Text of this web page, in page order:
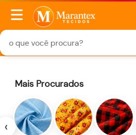
‹
Mais Procurados